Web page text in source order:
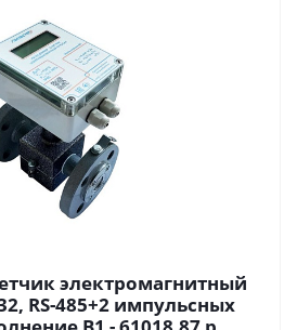
электромагнитный
RS-485+2 импульсных